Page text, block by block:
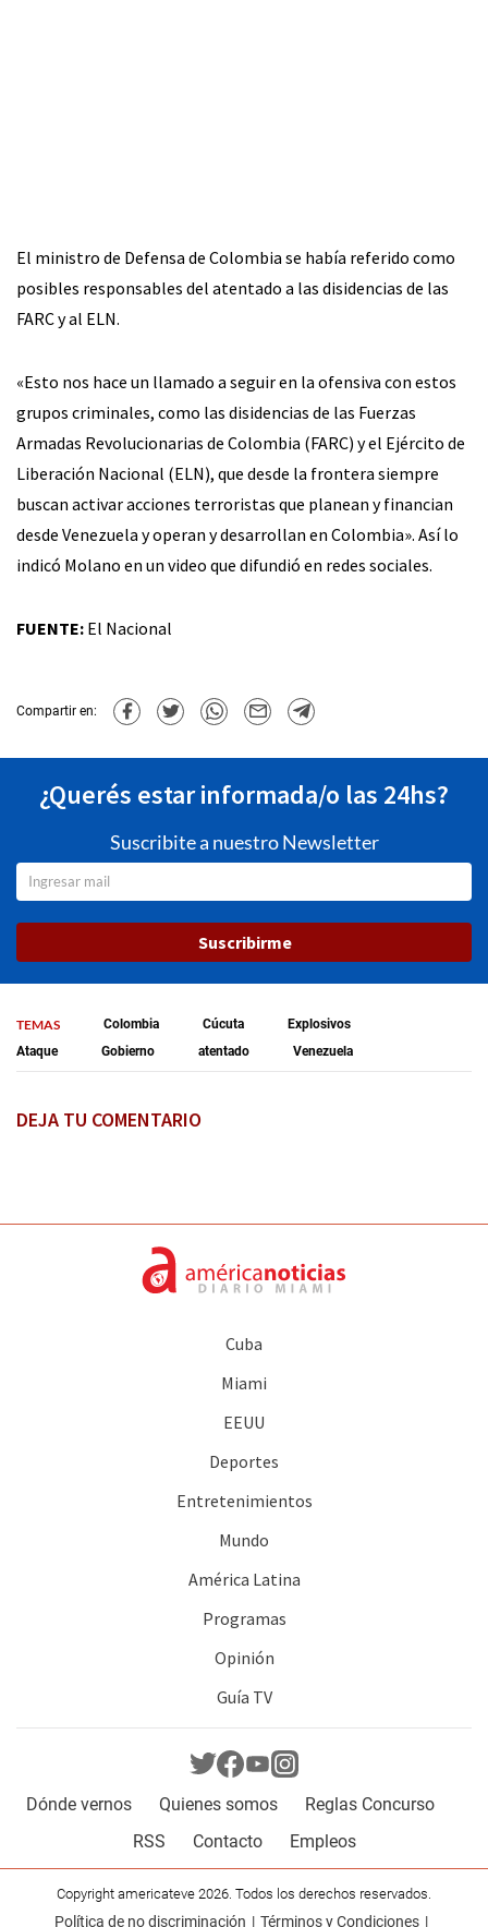
El ministro de Defensa de Colombia se había referido como
posibles responsables del atentado a las disidencias de las
FARC y al ELN.
«Esto nos hace un llamado a seguir en la ofensiva con estos
grupos criminales, como las disidencias de las Fuerzas
Armadas Revolucionarias de Colombia (FARC) y el Ejército de
Liberación Nacional (ELN), que desde la frontera siempre
buscan activar acciones terroristas que planean y financian
desde Venezuela y operan y desarrollan en Colombia». Así lo
indicó Molano en un video que difundió en redes sociales.
FUENTE: El Nacional
Compartir en:
¿Querés estar informada/o las 24hs?
Suscribite a nuestro Newsletter
Suscribirme
TEMAS Colombia Cúcuta
Explosivos
Ataque
Gobierno atentado Venezuela
DEJA TU COMENTARIO
Cuba
Miami
EEUU
Deportes
Entretenimientos
Mundo
América Latina
Programas
Opinión
Guía TV
Dónde vernos Quienes somos
Reglas Concurso
RSS
Contacto Empleos
Copyright americateve 2026. Todos los derechos reservados.
Política de no discriminación Términos y Condiciones